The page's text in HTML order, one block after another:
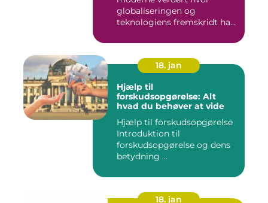
globaliseringen og
teknologiens fremskridt har
18. jan
Hjælp til
forskudsopgørelse: Alt
hvad du behøver at vide
Hjælp til forskudsopgørelse
Introduktion til
forskudsopgørelse og dens
betydning ...
18. jan